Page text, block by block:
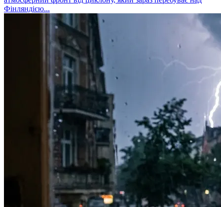
Фінляндією...